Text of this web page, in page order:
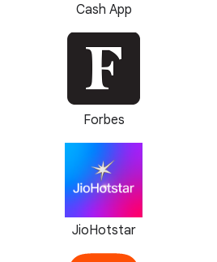
Cash App
Forbes
JioHotstar